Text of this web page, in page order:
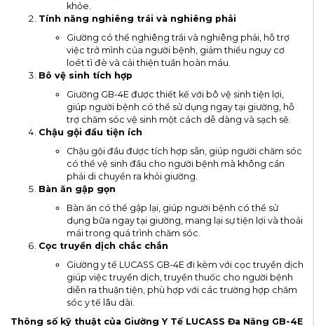
khỏe.
Tính năng nghiêng trái và nghiêng phải
Giường có thể nghiêng trái và nghiêng phải, hỗ trợ
việc trở mình của người bệnh, giảm thiểu nguy cơ
loét tì đè và cải thiện tuần hoàn máu.
Bô vệ sinh tích hợp
Giường GB-4E được thiết kế với bô vệ sinh tiện lợi,
giúp người bệnh có thể sử dụng ngay tại giường, hỗ
trợ chăm sóc vệ sinh một cách dễ dàng và sạch sẽ.
Chậu gội đầu tiện ích
Chậu gội đầu được tích hợp sẵn, giúp người chăm sóc
có thể vệ sinh đầu cho người bệnh mà không cần
phải di chuyển ra khỏi giường.
Bàn ăn gập gọn
Bàn ăn có thể gập lại, giúp người bệnh có thể sử
dụng bữa ngay tại giường, mang lại sự tiện lợi và thoải
mái trong quá trình chăm sóc.
Cọc truyền dịch chắc chắn
Giường y tế LUCASS GB-4E đi kèm với cọc truyền dịch
giúp việc truyền dịch, truyền thuốc cho người bệnh
diễn ra thuận tiện, phù hợp với các trường hợp chăm
sóc y tế lâu dài.
Thông số kỹ thuật của Giường Y Tế LUCASS Đa Năng GB-4E